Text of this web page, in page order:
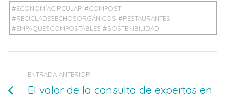
#ECONOMÍACIRCULAR #COMPOST
#RECICLADESECHOSORGÁNICOS #RESTAURANTES
#EMPAQUESCOMPOSTABLES #SOSTENIBILIDAD
ENTRADA ANTERIOR:
El valor de la consulta de expertos en